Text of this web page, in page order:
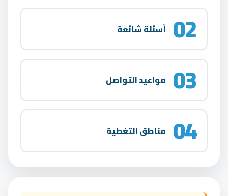
02 أسئلة شائعة
03 مواعيد التواصل
04 مناطق التغطية